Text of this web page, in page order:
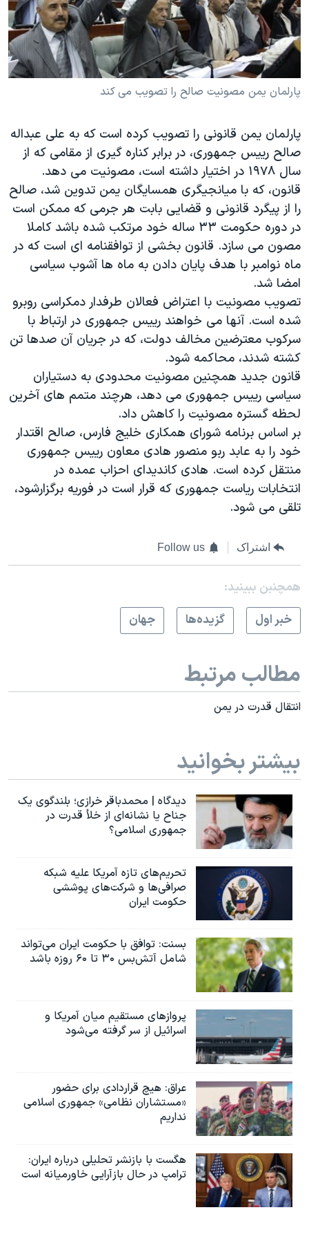
فرهنگ و زندگی
حقوق شهروندی
اقتصادی
علم و فناوری
گالری عکس
آرشیو پخش زنده
مستندها
انتخابات ریاست جمهوری آمریکا ۲۰۲۴
حمله جمهوری اسلامی به اسرائیل
رمز مهسا
اعتراضات زن، زندگی، آزادی
مجموعه مستندهای دادخواهی
تریبونال مردمی آبان ۹۸
دادگاه حمید نوری
چهل سال گروگان‌گیری
قانون شفافیت دارائی کادر رهبری ایران
اعتراضات مردمی آبان ۹۸
اسرائیل در جنگ
نرگس محمدی برنده جایزه نوبل صلح
همایش محافظه‌کاران آمریکا «سی‌پک»
صفحه‌های ویژه
سفر پرزیدنت ترامپ به چین
دنبال کنید
پارلمان یمن مصونیت صالح را تصویب می کند
پارلمان یمن قانونی را تصویب کرده است که به علی عبداله
صالح رییس جمهوری، در برابر کناره گیری از مقامی که از
سال ۱۹۷۸ در اختیار داشته است، مصونیت می دهد.
قانون، که با میانجیگری همسایگان یمن تدوین شد، صالح
را از پیگرد قانونی و قضایی بابت هر جرمی که ممکن است
در دوره حکومت ۳۳ ساله خود مرتکب شده باشد کاملا
مصون می سازد. قانون بخشی از توافقنامه ای است که در
ماه نوامبر با هدف پایان دادن به ماه ها آشوب سیاسی
امضا شد.
تصویب مصونیت با اعتراض فعالان طرفدار دمکراسی روبرو
شده است. آنها می خواهند رییس جمهوری در ارتباط با
سرکوب معترضین مخالف دولت، که در جریان آن صدها تن
کشته شدند، محاکمه شود.
قانون جدید همچنین مصونیت محدودی به دستیاران
سیاسی رییس جمهوری می دهد، هرچند متمم های آخرین
لحظه گستره مصونیت را کاهش داد.
بر اساس برنامه شورای همکاری خلیج فارس، صالح اقتدار
خود را به عابد ربو منصور هادی معاون رییس جمهوری
منتقل کرده است. هادی کاندیدای احزاب عمده در
انتخابات ریاست جمهوری که قرار است در فوریه برگزارشود،
تلقی می شود.
اشتراک Follow us
همچنبن ببینید:
خبر اول
گزيده‌ها جهان
مطالب مرتبط
انتقال قدرت در يمن
بیشتر بخوانید
دیدگاه | محمدباقر خرازی؛ بلندگوی یک
جناح یا نشانه‌ای از خلأ قدرت در
جمهوری اسلامی؟
تحریم‌های تازه آمریکا علیه شبکه
صرافی‌ها و شرکت‌های پوششی
حکومت ایران
بسنت: توافق با حکومت ایران می‌تواند
شامل آتش‌بس ۳۰ تا ۶۰ روزه باشد
پروازهای مستقیم میان آمریکا و
اسرائیل از سر گرفته می‌شود
عراق: هیچ قراردادی برای حضور
«مستشاران نظامی» جمهوری اسلامی
نداریم
هگست با بازنشر تحلیلی درباره ایران:
ترامپ در حال بازآرایی خاورمیانه است